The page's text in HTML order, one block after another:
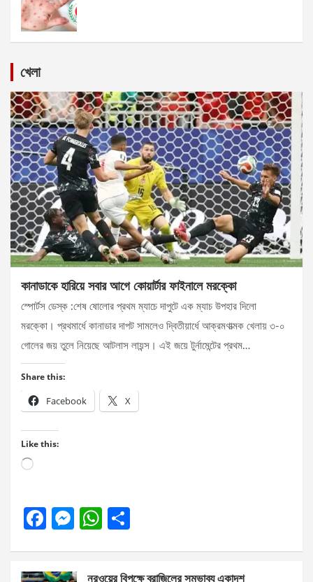
খেলা
কানাডাকে হারিয়ে সবার আগে কোয়ার্টার ফাইনালে মরক্কো
স্পোর্টস ডেস্ক :শেষ ষোলোর প্রথম ম্যাচে দাপুটে এক ম্যাচ উপহার দিলো
মরক্কো। প্রথমার্ধে কানাডার দাপট সামলেও দ্বিতীয়ার্ধে আক্রমণাত্মক খেলায় ৩-০
গোলের জয় তুলে নিয়েছে আটলাস লায়ন্স। এই জয়ে টুর্নামেন্টের প্রথম…
Share this:
Facebook X
Like this:
Loading…
F
M W
নরওয়ের বিপক্ষে ব্রাজিলের সম্ভাব্য একাদশ